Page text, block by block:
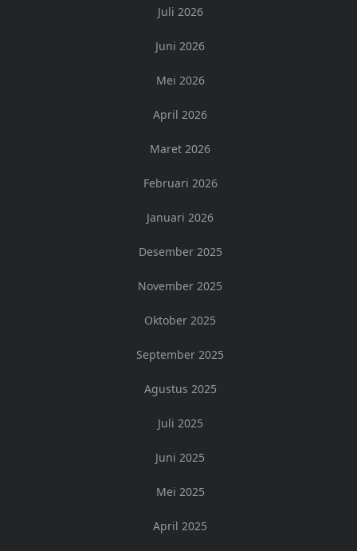
Juli 2026
Juni 2026
Mei 2026
April 2026
Maret 2026
Februari 2026
Januari 2026
Desember 2025
November 2025
Oktober 2025
September 2025
Agustus 2025
Juli 2025
Juni 2025
Mei 2025
April 2025